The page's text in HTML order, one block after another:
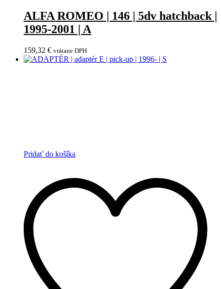
ALFA ROMEO | 146 | 5dv hatchback |
1995-2001 | A
159,32 € vrátane DPH
Pridať do košíka